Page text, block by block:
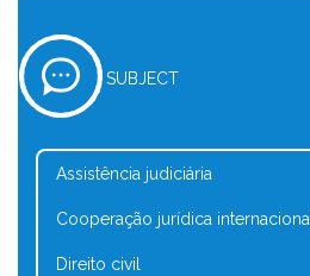
SUBJECT
Assistência judiciária
Cooperação jurídica internacional
Direito civil